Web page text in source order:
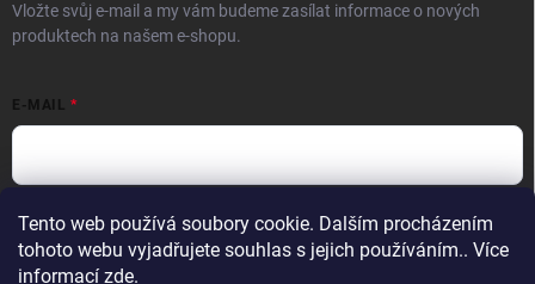
Tento web používá soubory cookie. Dalším procházením
tohoto webu vyjadřujete souhlas s jejich používáním.. Více
informací zde.
Vložte svůj e-mail a my vám budeme zasílat informace o nových
produktech na našem e-shopu.
E-MAIL
Vložením e-mailu souhlasíte spodmínkami ochrany osobních údajů